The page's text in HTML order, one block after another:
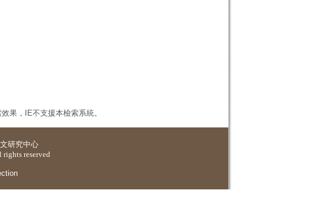
果，IE不支援本檢索系統。
研究中心
reserved